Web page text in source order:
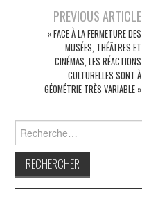
Navigation
articles
PREVIOUS ARTICLE
« FACE À LA FERMETURE DES
MUSÉES, THÉÂTRES ET
CINÉMAS, LES RÉACTIONS
CULTURELLES SONT À
GÉOMÉTRIE TRÈS VARIABLE »